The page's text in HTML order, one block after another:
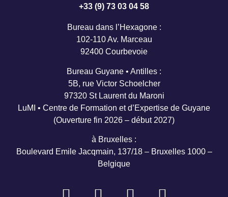
+33 (9) 73 03 04 58
Bureau dans l’Hexagone :
102-110 Av. Marceau
92400 Courbevoie
Bureau Guyane • Antilles :
5B, rue Victor Schoelcher
97320 St Laurent du Maroni
LuMI • Centre de Formation et d’Expertise de Guyane
(Ouverture fin 2026 – début 2027)
à Bruxelles :
Boulevard Emile Jacqmain, 137/18 – Bruxelles 1000 –
Belgique